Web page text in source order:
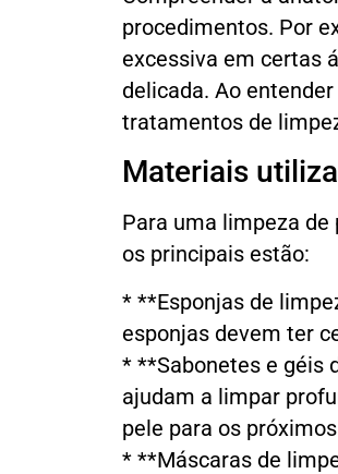
procedimentos. Por
excessiva em certas
delicada. Ao
tratamentos de
Materiais
Para uma limpeza
os principais estão:
* **Esponjas de
esponjas devem ter
* **Sabonetes e géis
ajudam a limpar
pele para os
* **Máscaras de